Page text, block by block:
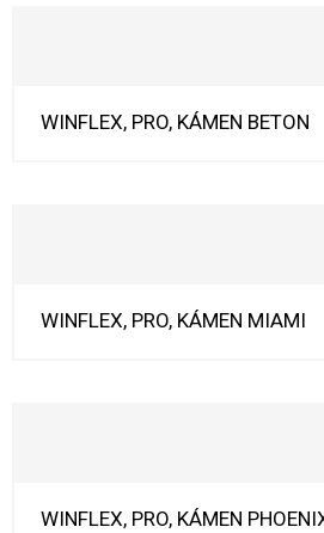
WINFLEX, PRO, KÁMEN BETON
WINFLEX, PRO, KÁMEN MIAMI
WINFLEX, PRO, KÁMEN